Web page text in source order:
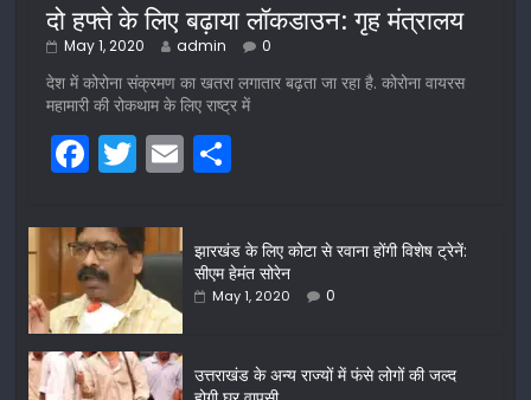
दो हफ्ते के लिए बढ़ाया लॉकडाउन: गृह मंत्रालय
May 1, 2020 admin 0
देश में कोरोना संक्रमण का खतरा लगातार बढ़ता जा रहा है. कोरोना वायरस
महामारी की रोकथाम के लिए राष्ट्र में
F
c
e
b
o
o
T
itt
er
E
ar
e
झारखंड के लिए कोटा से रवाना होंगी विशेष ट्रेनें:
सीएम हेमंत सोरेन
May 1, 2020 0
उत्तराखंड के अन्य राज्यों में फंसे लोगों की जल्द